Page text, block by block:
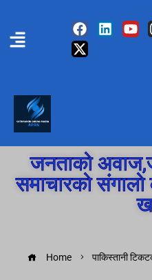
जनताको
समाचारको
Home पाकिस्तानी